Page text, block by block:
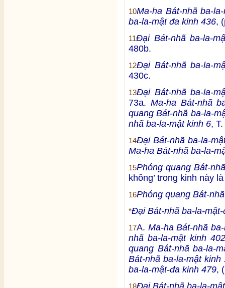
10Ma-ha Bát-nhã ba-
ba-la-mật đa kinh 436,
11Đại Bát-nhã ba-la-
480b.
12Đại Bát-nhã ba-la-
430c.
13Đại Bát-nhã ba-la-
73a. Ma-ha Bát-nhã
quang Bát-nhã ba-la-
nhã ba-la-mật kinh 6,
14Đại Bát-nhã ba-la-
Ma-ha Bát-nhã ba-la-
15Phóng quang Bát-
không’ trong kinh này
16Phóng quang Bát-
*Đại Bát-nhã ba-la-
17A. Ma-ha Bát-nhã
nhã ba-la-mật kinh 402
quang Bát-nhã ba-la-
Bát-nhã ba-la-mật kinh
ba-la-mật-đa kinh 479,
18Đại Bát-nhã ba-la-